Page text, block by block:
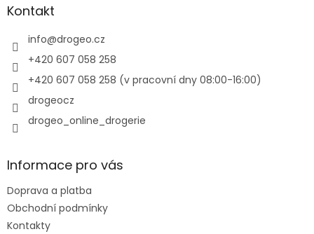
aKontakt
info@drogeo.cz
+420 607 058 258
+420 607 058 258 (v pracovní dny 08:00-16:00)
drogeocz
drogeo_online_drogerie
Informace pro vás
Doprava a platba
Obchodní podmínky
Kontakty